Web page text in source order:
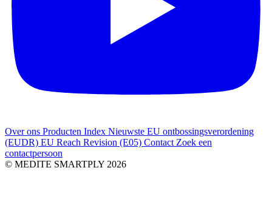
Over ons Producten Index Nieuwste EU ontbossingsverordening
(EUDR) EU Reach Revision (E05) ContactZoek een
contactpersoon
© MEDITE SMARTPLY 2026